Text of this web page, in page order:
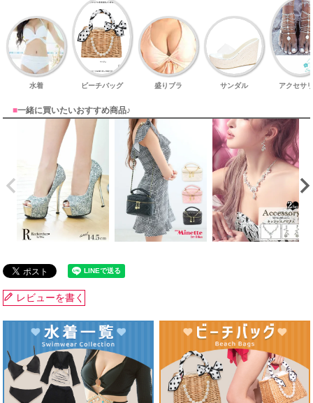
水着 ビーチバッグ 盛りブラ サンダル アクセサ
■一緒に買いたいおすすめ商品♪
レビューを書く